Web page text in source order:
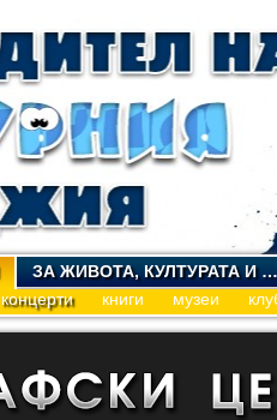
ЗА ЖИВОТА, КУЛТУРАТА И …
концерти книги музеи